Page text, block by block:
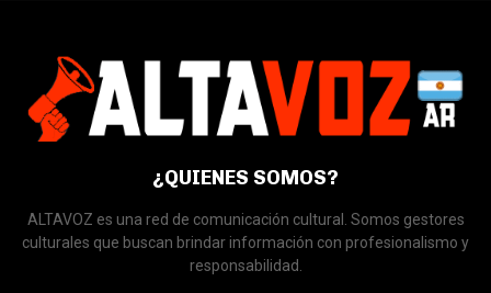
¿QUIENES SOMOS?
ALTAVOZ es una red de comunicación cultural. Somos gestores
culturales que buscan brindar información con profesionalismo y
responsabilidad.